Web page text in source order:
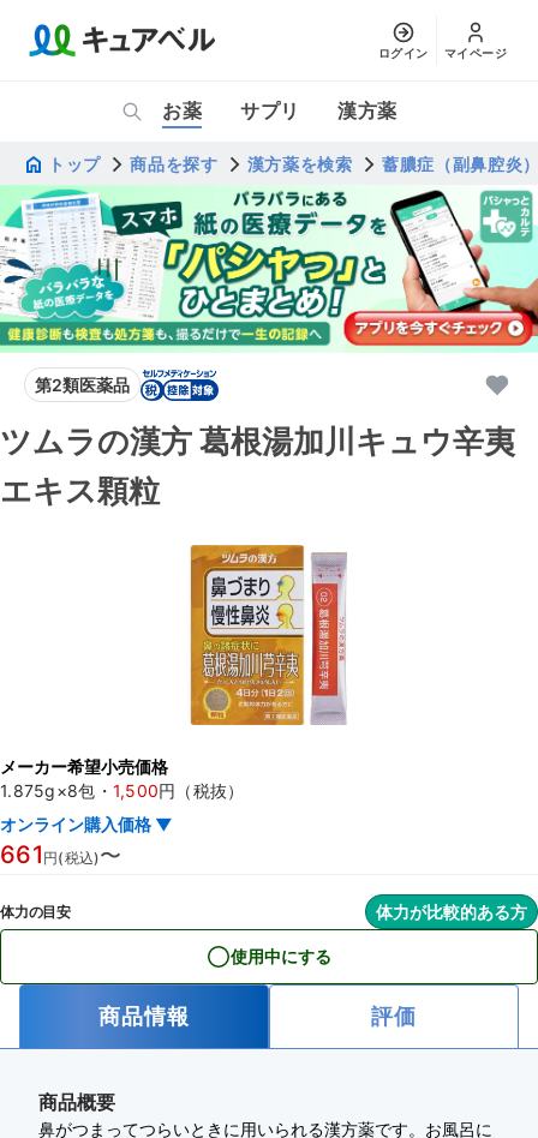
ログイン マイページ
お薬 サプリ 漢方薬
トップ 商品を探す 漢方薬を検索 蓄膿症（副鼻腔炎
第2類医薬品
ツムラの漢方 葛根湯加川キュウ辛夷
エキス顆粒
メーカー希望小売価格
1.875g×8包 ・ 1,500円（税抜）
オンライン購入価格 ▼
661 円(税込)〜
体力の目安 体力が比較的ある方
使用中にする
商品情報 評価
商品概要
鼻がつまってつらいときに用いられる漢方薬です。お風呂に